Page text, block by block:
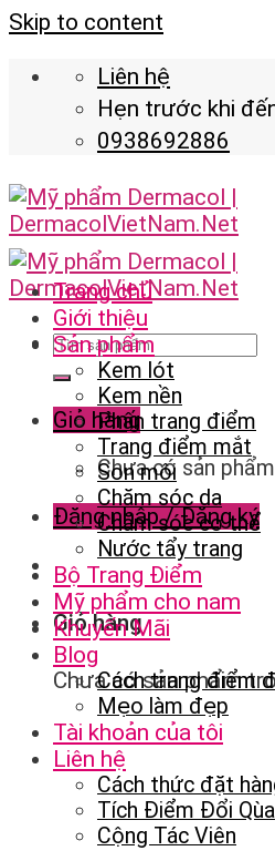
Skip to content
Liên hệ
Hẹn trước khi
0938692886
Giỏ hàng
Chưa có sản
Đăng nhập / Đăng ký
Giỏ hàng
Chưa có sản phẩm
Trang chủ
Giới thiệu
Sản phẩm
Kem lót
Kem nền
Phấn trang điểm
Trang điểm mắt
Son môi
Chăm sóc da
Chăm sóc cơ thể
Nước tẩy trang
Bộ Trang Điểm
Mỹ phẩm cho nam
Khuyến Mãi
Blog
Cách trang điểm
Mẹo làm đẹp
Tài khoản của tôi
Liên hệ
Cách thức đặt
Tích Điểm Đổi Qùa
Cộng Tác Viên